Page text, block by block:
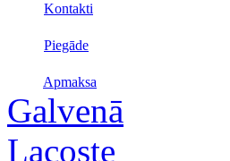
Kontakti
Piegāde
Apmaksa
Galvenā
Lacoste